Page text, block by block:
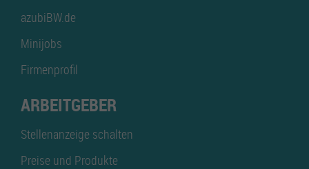
azubiBW.de
Minijobs
Firmenprofil
ARBEITGEBER
Stellenanzeige schalten
Preise und Produkte